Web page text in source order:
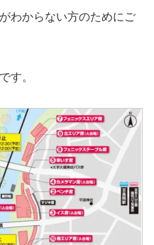
わからない方のためにご
す。